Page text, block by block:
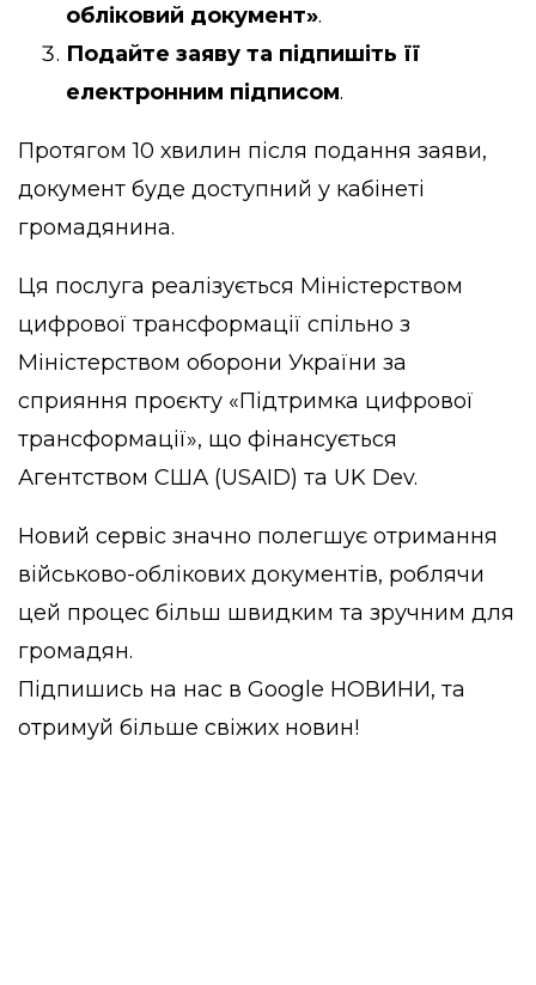
обліковий документ».
Подайте заяву та підпишіть її
електронним підписом.
Протягом 10 хвилин після подання заяви,
документ буде доступний у кабінеті
громадянина.
Ця послуга реалізується Міністерством
цифрової трансформації спільно з
Міністерством оборони України за
сприяння проєкту «Підтримка цифрової
трансформації», що фінансується
Агентством США (USAID) та UK Dev.
Новий сервіс значно полегшує отримання
військово-облікових документів, роблячи
цей процес більш швидким та зручним для
громадян.
Підпишись на нас в Google НОВИНИ, та
отримуй більше свіжих новин!